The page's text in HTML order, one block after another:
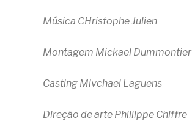
Música CHristophe Julien
Montagem Mickael Dummontier
Casting Mivchael Laguens
Direção de arte Phillippe Chiffre